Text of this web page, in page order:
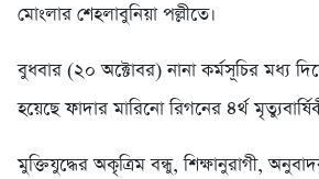
মোংলার শেহলাবুনিয়া পল্লীতে।
বুধবার (২০ অক্টোবর) নানা কর্মসূচির মধ্য
হয়েছে ফাদার মারিনো রিগনের ৪র্থ
মুক্তিযুদ্ধের অকৃত্রিম বন্ধু, শিক্ষানুরাগী,